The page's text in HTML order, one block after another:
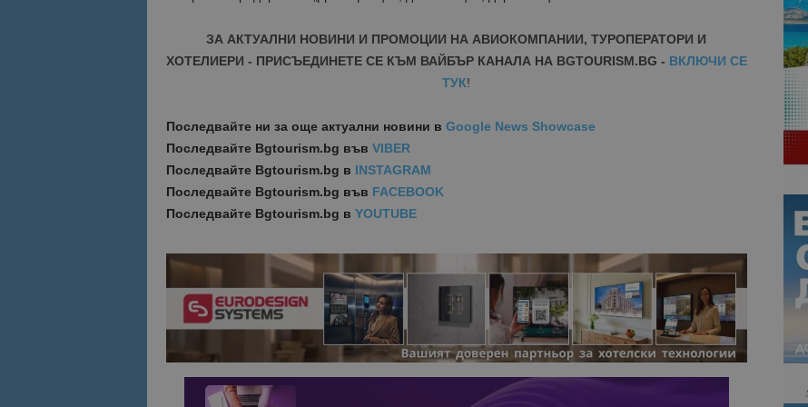
ЗА АКТУАЛНИ НОВИНИ И ПРОМОЦИИ НА АВИОКОМПАНИИ, ТУРОПЕРАТОРИ И
ХОТЕЛИЕРИ - ПРИСЪЕДИНЕТЕ СЕ КЪМ ВАЙБЪР КАНАЛА НА BGTOURISM.BG - ВКЛЮЧИ СЕ
ТУК!
Последвайте ни за още актуални новини в Google News Showcase
Последвайте Bgtourism.bg във VIBER
Последвайте Bgtourism.bg в INSTAGRAM
Последвайте Bgtourism.bg във FACEBOOK
Последвайте Bgtourism.bg в YOUTUBE